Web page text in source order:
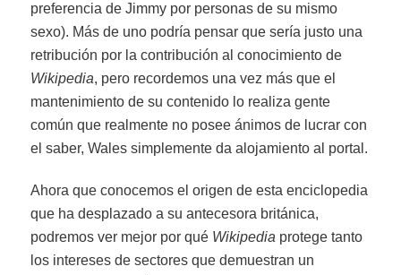
preferencia de Jimmy por personas de su mismo
sexo). Más de uno podría pensar que sería justo una
retribución por la contribución al conocimiento de
Wikipedia, pero recordemos una vez más que el
mantenimiento de su contenido lo realiza gente
común que realmente no posee ánimos de lucrar con
el saber, Wales simplemente da alojamiento al portal.
Ahora que conocemos el origen de esta enciclopedia
que ha desplazado a su antecesora británica,
podremos ver mejor por qué Wikipedia protege tanto
los intereses de sectores que demuestran un